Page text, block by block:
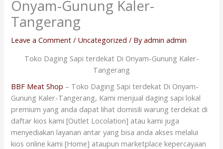
Onyam-Gunung Kaler-
Tangerang
Leave a Comment / Uncategorized / Byadmin admin
Toko Daging Sapi terdekat Di Onyam-Gunung Kaler-
Tangerang
BBF Meat Shop – Toko Daging Sapi terdekat Di Onyam-
Gunung Kaler-Tangerang, Kami menjual daging sapi lokal
premium yang anda dapat lihat domisili warung terdekat di
daftar kios kami [Outlet Locolation] atau kami juga
menyediakan layanan antar yang bisa anda akses melalui
kios online kami [Home] ataupun marketplace kepercayaan